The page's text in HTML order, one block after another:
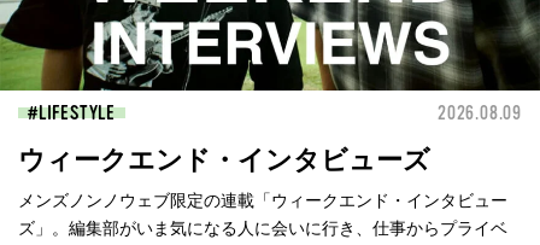
LIFESTYLE 2026.08.09
ウィークエンド・インタビューズ
メンズノンノウェブ限定の連載「ウィークエンド・インタビュー
ズ」。編集部がいま気になる人に会いに行き、仕事からプライベ